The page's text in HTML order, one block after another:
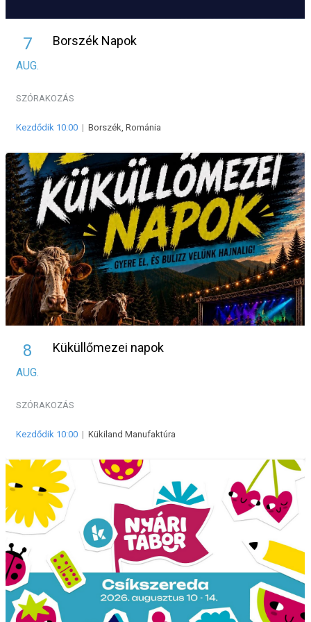
7
AUG.
Borszék Napok
SZÓRAKOZÁS
Kezdődik 10:00 | Borszék, Románia
8
AUG.
Küküllőmezei napok
SZÓRAKOZÁS
Kezdődik 10:00 | Kükiland Manufaktúra